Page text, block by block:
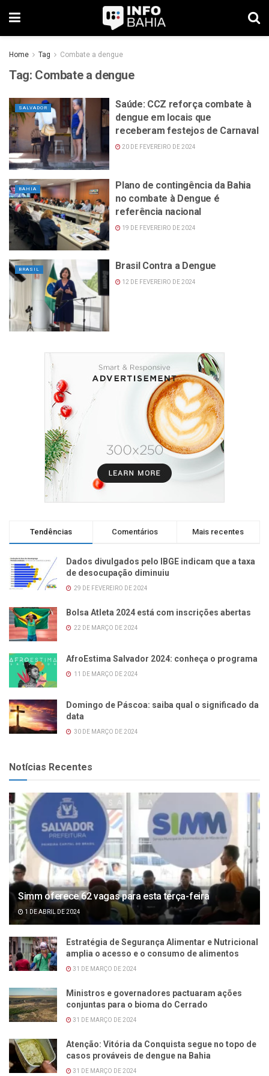
Home Tag Combate a dengue
Tag: Combate a dengue
SALVADOR
Saúde: CCZ reforça combate à
dengue em locais que
receberam festejos de Carnaval
20 DE FEVEREIRO DE 2024
BAHIA
Plano de contingência da Bahia
no combate à Dengue é
referência nacional
19 DE FEVEREIRO DE 2024
BRASIL Brasil Contra a Dengue
12 DE FEVEREIRO DE 2024
Tendências Comentários Mais recentes
Dados divulgados pelo IBGE indicam que a taxa
de desocupação diminuiu
29 DE FEVEREIRO DE 2024
Bolsa Atleta 2024 está com inscrições abertas
22 DE MARÇO DE 2024
AfroEstima Salvador 2024: conheça o programa
11 DE MARÇO DE 2024
Domingo de Páscoa: saiba qual o significado da
data
30 DE MARÇO DE 2024
Notícias Recentes
Simm oferece 62 vagas para esta terça-feira
1 DE ABRIL DE 2024
Estratégia de Segurança Alimentar e Nutricional
amplia o acesso e o consumo de alimentos
31 DE MARÇO DE 2024
Ministros e governadores pactuaram ações
conjuntas para o bioma do Cerrado
31 DE MARÇO DE 2024
Atenção: Vitória da Conquista segue no topo de
casos prováveis de dengue na Bahia
31 DE MARÇO DE 2024